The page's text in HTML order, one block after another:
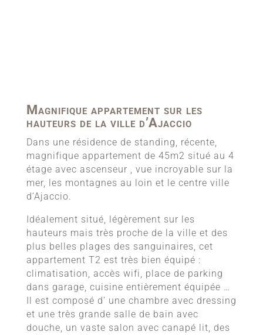
Magnifique appartement sur les
hauteurs de la ville d’Ajaccio
Dans une résidence de standing, récente,
magnifique appartement de 45m2 situé au 4
étage avec ascenseur , vue incroyable sur la
mer, les montagnes au loin et le centre ville
d’Ajaccio.
Idéalement situé, légèrement sur les
hauteurs mais très proche de la ville et des
plus belles plages des sanguinaires, cet
appartement T2 est très bien équipé :
climatisation, accès wifi, place de parking
dans garage, cuisine entièrement équipée …
Il est composé d’ une chambre avec dressing
et une très grande salle de bain avec
douche, un vaste salon avec canapé lit, des